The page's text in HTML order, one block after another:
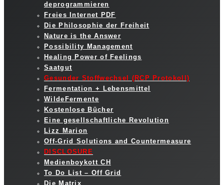
deprogrammieren
Freies Internet PDF
Die Philosophie der Freiheit
Nature is the Answer
Possibility Management
Healing Power of Feelings
Saatgut
Gesunder Stoffwechsel (RCP Protokoll)
Fermentation + Lebensmittel
WildeFermente
Kostenlose Bücher
Eine gesellschaftliche Revolution
Lizz Marion
Off-Grid Solutions and Countermeasure
DISCLOSURE
Medienboykott CH
To Do List – Off Grid
Die Matrix